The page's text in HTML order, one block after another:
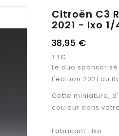
Citroën C3
2021 - Ixo 1/
38,95 €
TTC
Le duo
l'édition 2021 du
Cette miniature,
couleur dans
Fabricant : Ixo